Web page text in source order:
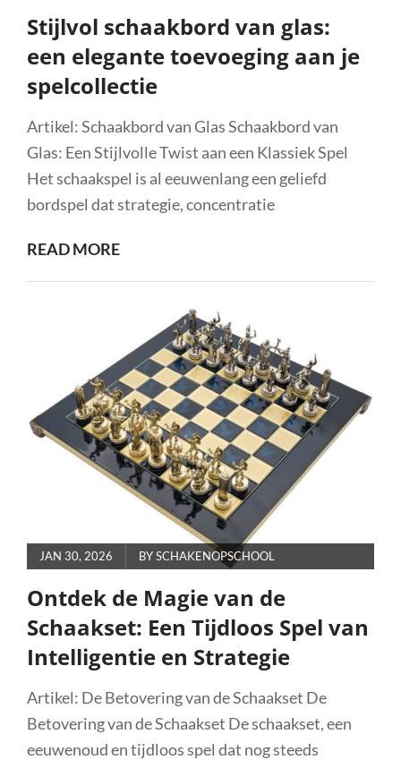
Stijlvol schaakbord van glas:
een elegante toevoeging aan je
spelcollectie
Artikel: Schaakbord van Glas Schaakbord van
Glas: Een Stijlvolle Twist aan een Klassiek Spel
Het schaakspel is al eeuwenlang een geliefd
bordspel dat strategie, concentratie
READ MORESTIJLVOL
GLAS:
EEN
ELEGANTE
TOEVOEGING
AAN
JE
SPELCOLLECTIE
POSTED
ON
JAN 30, 2026 BYSCHAKENOPSCHOOL
Ontdek de Magie van de
Schaakset: Een Tijdloos Spel van
Intelligentie en Strategie
Artikel: De Betovering van de Schaakset De
Betovering van de Schaakset De schaakset, een
eeuwenoud en tijdloos spel dat nog steeds